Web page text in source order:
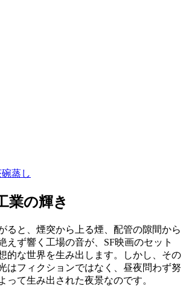
蒸し
業の輝き
ると、煙突から上る煙、配管の隙間から
えず響く工場の音が、SF映画のセット
的な世界を生み出します。しかし、その
はフィクションではなく、昼夜問わず努
って生み出された夜景なのです。